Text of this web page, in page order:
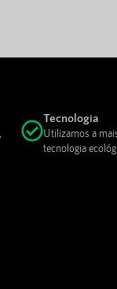
Tecnologia
Utilizamos a
tecnologia